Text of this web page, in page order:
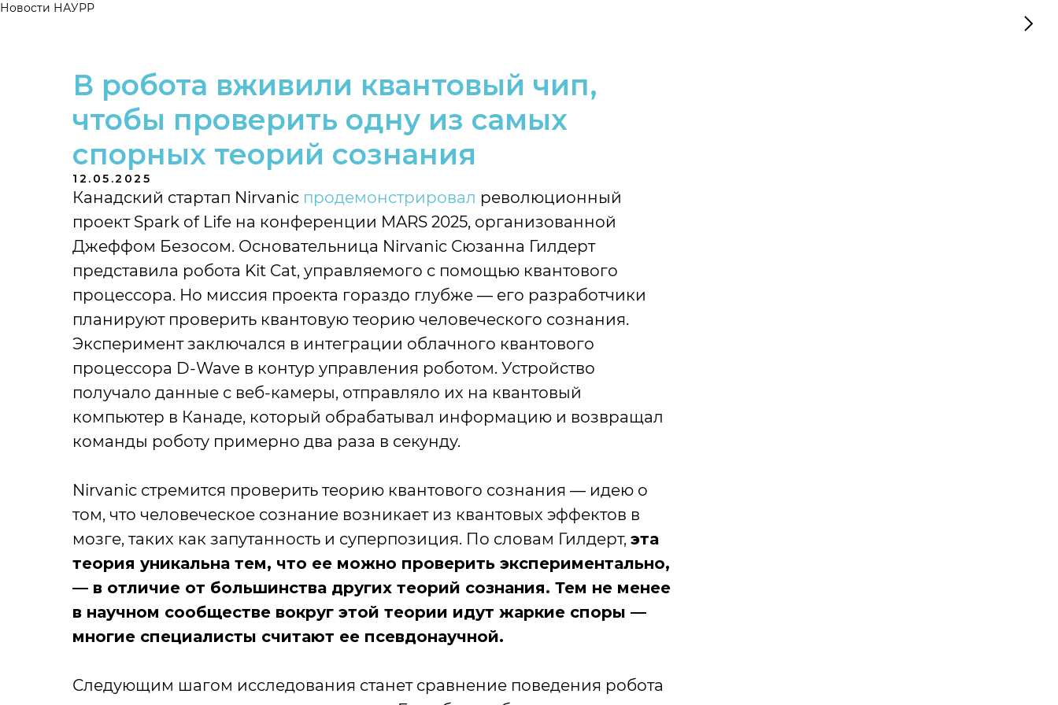
Новости НАУРР
В робота вживили квантовый чип,
чтобы проверить одну из самых
спорных теорий сознания
12.05.2025
Канадский стартап Nirvanic продемонстрировал революционный
проект Spark of Life на конференции MARS 2025, организованной
Джеффом Безосом. Основательница Nirvanic Сюзанна Гилдерт
представила робота Kit Cat, управляемого с помощью квантового
процессора. Но миссия проекта гораздо глубже — его разработчики
планируют проверить квантовую теорию человеческого сознания.
Эксперимент заключался в интеграции облачного квантового
процессора D-Wave в контур управления роботом. Устройство
получало данные с веб-камеры, отправляло их на квантовый
компьютер в Канаде, который обрабатывал информацию и возвращал
команды роботу примерно два раза в секунду.
Nirvanic стремится проверить теорию квантового сознания — идею о
том, что человеческое сознание возникает из квантовых эффектов в
мозге, таких как запутанность и суперпозиция. По словам Гилдерт, эта
теория уникальна тем, что ее можно проверить экспериментально,
— в отличие от большинства других теорий сознания. Тем не менее
в научном сообществе вокруг этой теории идут жаркие споры —
многие специалисты считают ее псевдонаучной.
Следующим шагом исследования станет сравнение поведения робота